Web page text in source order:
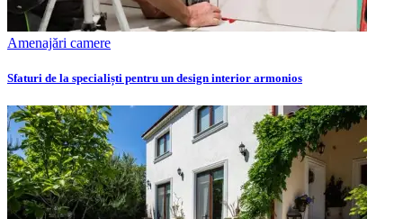
Amenajări camere
Sfaturi de la specialiști pentru un design interior armonios